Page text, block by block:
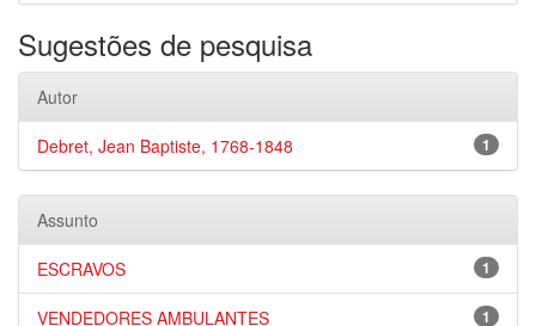
Sugestões de pesquisa
Autor
1
Debret, Jean Baptiste, 1768-1848
Assunto
1
ESCRAVOS
1
VENDEDORES AMBULANTES